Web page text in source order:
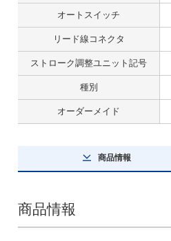
オートスイッチ
リード線コネクタ
ストローク調整ユニット記号
種別
オーダーメイド
商品情報
商品情報